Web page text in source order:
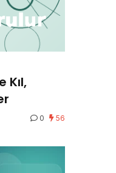
Kıl,
0 56